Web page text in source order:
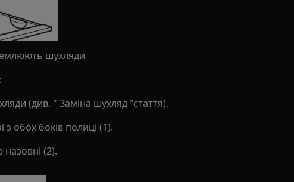
шухляди
(див. " Заміна шухляд "стаття).
з обох боків полиці (1).
(2).